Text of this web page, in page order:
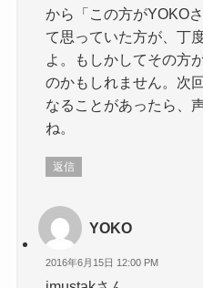
から「この方がYOKO
て思っていた方が、丁
よ。もしかしてその方
のかもしれません。次
なることがあったら、
ね。
返信
YOKO
2016年6月15日 12:00 PM